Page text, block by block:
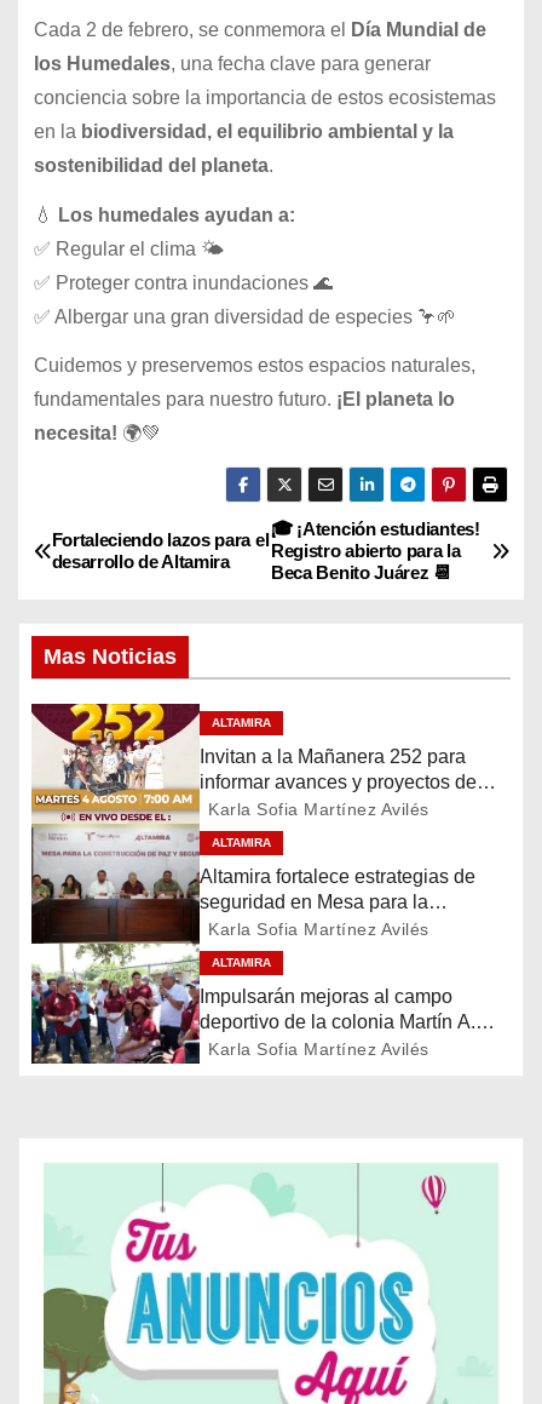
Cada 2 de febrero, se conmemora el
Día Mundial de
los Humedales, una fecha clave para generar
conciencia sobre la importancia de estos ecosistemas
en la biodiversidad, el equilibrio ambiental y la
sostenibilidad del planeta.
💧
Los humedales ayudan a:
✅ Regular el clima 🌤️
✅ Proteger contra inundaciones 🌊
✅ Albergar una gran diversidad de especies 🦩🌱
Cuidemos y preservemos estos espacios naturales,
fundamentales para nuestro futuro. ¡El planeta lo
necesita! 🌍💚
N
v
e
g
a
c
i
ó
n
d
e
r
a
🎓 ¡Atención estudiantes!
Registro abierto para la
Beca Benito Juárez 📆
Fortaleciendo lazos para el
desarrollo de Altamira
Mas Noticias
ALTAMIRA
Invitan a la Mañanera 252 para
informar avances y proyectos de
Altamira
Karla Sofia Martínez Avilés
ALTAMIRA
Altamira fortalece estrategias de
seguridad en Mesa para la
Construcción de Paz
Karla Sofia Martínez Avilés
ALTAMIRA
Impulsarán mejoras al campo
deportivo de la colonia Martín A.
Martínez
Karla Sofia Martínez Avilés